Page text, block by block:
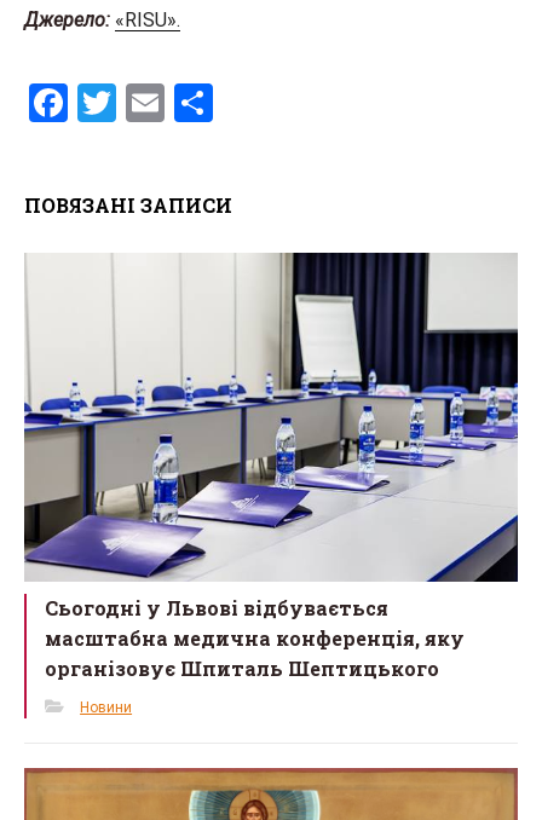
Джерело: «RISU».
F
b
T
er
E
e
ПОВЯЗАНІ ЗАПИСИ
Сьогодні у Львові відбувається
масштабна медична конференція, яку
організовує Шпиталь Шептицького
Новини